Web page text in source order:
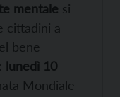
mentale si
cittadini a
bene
lunedì 10
Mondiale